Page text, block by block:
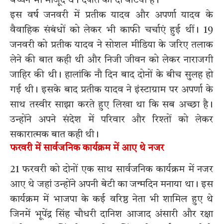
इस वर्ष जनवरी में प्रतीक यादव और अपर्णा यादव के
वैवाहिक संबंधों को लेकर भी काफी चर्चाएं हुई थीं। 19
जनवरी को प्रतीक यादव ने सोशल मीडिया के जरिए तलाक
लेने की बात कही थी और निजी जीवन को लेकर नाराजगी
जाहिर की थी। हालांकि नौ दिन बाद दोनों के बीच सुलह हो
गई थी। इसके बाद प्रतीक यादव ने इंस्टाग्राम पर अपर्णा के
साथ तस्वीर साझा करते हुए लिखा था कि सब अच्छा है।
उन्होंने अपने संदेश में परिवार और रिश्तों को लेकर
सकारात्मक बात कही थी।
फरवरी में सार्वजनिक कार्यक्रम में आए थे नजर
21 फरवरी को दोनों एक साथ सार्वजनिक कार्यक्रम में नजर
आए थे जहां उन्होंने अपनी बेटी का जन्मदिन मनाया था। इस
कार्यक्रम में भाजपा के कई वरिष्ठ नेता भी शामिल हुए थे
जिनमें भूपेंद्र सिंह चौधरी दानिश आजाद अंसारी और रक्षा